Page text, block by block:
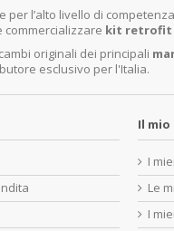
per l’alto livello di
kit retrofit
originali dei principali
esclusivo per l'Italia.
Il
I
Le
I